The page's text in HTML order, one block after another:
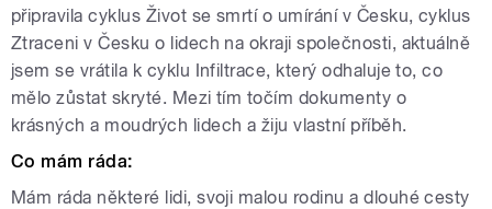
připravila cyklus Život se smrtí o umírání v Česku, cyklus
Ztraceni v Česku o lidech na okraji společnosti, aktuálně
jsem se vrátila k cyklu Infiltrace, který odhaluje to, co
mělo zůstat skryté. Mezi tím točím dokumenty o
krásných a moudrých lidech a žiju vlastní příběh.
Co mám ráda:
Mám ráda některé lidi, svoji malou rodinu a dlouhé cesty